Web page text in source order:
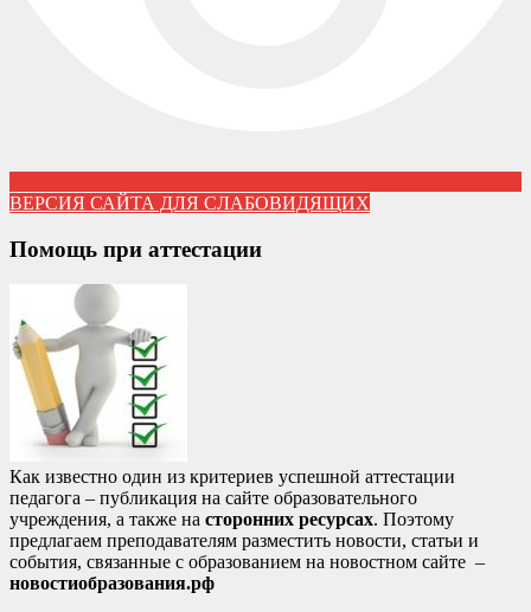
ВЕРСИЯ САЙТА ДЛЯ СЛАБОВИДЯЩИХ
Помощь при аттестации
Как известно один из критериев успешной аттестации
педагога – публикация на сайте образовательного
учреждения, а также на сторонних ресурсах. Поэтому
предлагаем преподавателям разместить новости, статьи и
события, связанные с образованием на новостном сайте –
новостиобразования.рф